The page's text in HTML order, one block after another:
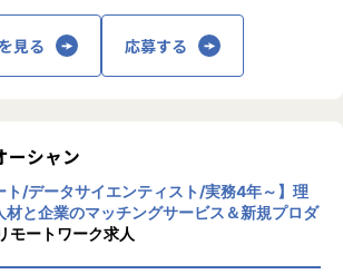
やバックエンド実装を担い、エンジニ
携したUI設計も推進
リング ”で新規プロダクトを「創って、
スエンジニアの挑戦
recruit/finalog/interview_hiromasa
サイエンティストとしての能力を高める
の開発を通じてエンジニアとして開発力
れば関わることができ、ビジネス観点
込めます
の過程で様々なツールに触れることがで
性の高いプロダクトに参画ができます
見る 応募する
ーシャン
ト/データサイエンティスト/実務4年～】理
材と企業のマッチングサービス＆新規プロダ
モートワーク求人